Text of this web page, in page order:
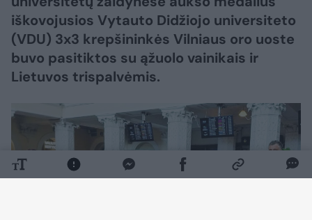
iškovojusios Vytauto Didžiojo universiteto
(VDU) 3x3 krepšininkės Vilniaus oro uoste
buvo pasitiktos su ąžuolo vainikais ir
Lietuvos trispalvėmis.